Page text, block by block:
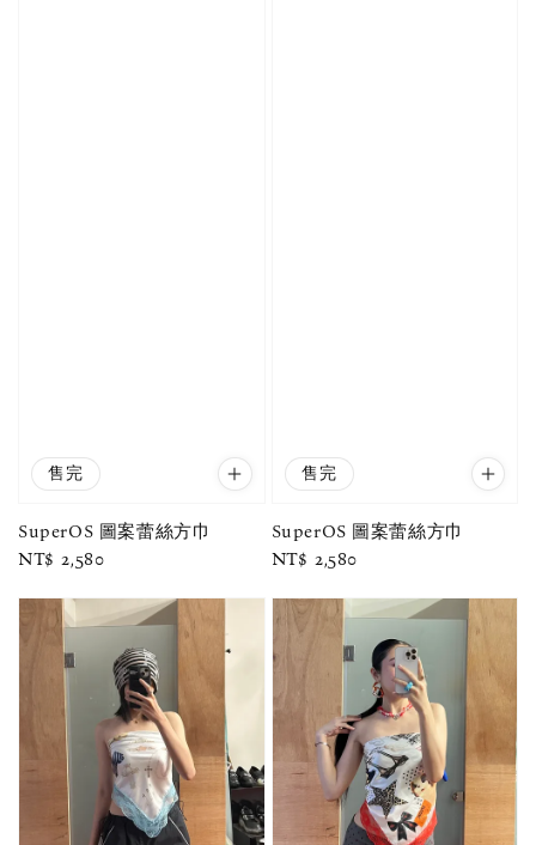
售完
SuperOS 圖案蕾絲方巾
Regular
NT$ 2,580
售完
SuperOS 圖案蕾絲方巾
Regular
NT$ 2,580